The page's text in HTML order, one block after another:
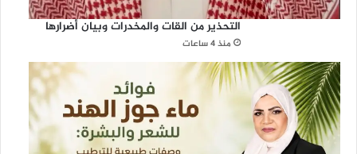
التحذير من القات والمخدرات وبيان أضرارها
منذ 4 ساعات